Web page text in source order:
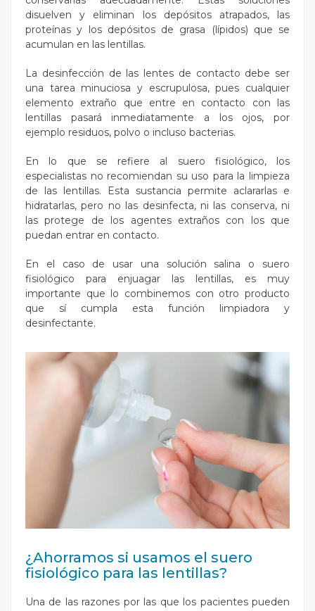
disuelven y eliminan los depósitos atrapados, las
proteínas y los depósitos de grasa (lípidos) que se
acumulan en las lentillas.
La desinfección de las lentes de contacto debe ser
una tarea minuciosa y escrupulosa, pues cualquier
elemento extraño que entre en contacto con las
lentillas pasará inmediatamente a los ojos, por
ejemplo residuos, polvo o incluso bacterias.
En lo que se refiere al suero fisiológico, los
especialistas no recomiendan su uso para la limpieza
de las lentillas. Esta sustancia permite aclararlas e
hidratarlas, pero no las desinfecta, ni las conserva, ni
las protege de los agentes extraños con los que
puedan entrar en contacto.
En el caso de usar una solución salina o suero
fisiológico para enjuagar las lentillas, es muy
importante que lo combinemos con otro producto
que sí cumpla esta función limpiadora y
desinfectante.
¿Ahorramos si usamos el suero
fisiológico para las lentillas?
Una de las razones por las que los pacientes pueden